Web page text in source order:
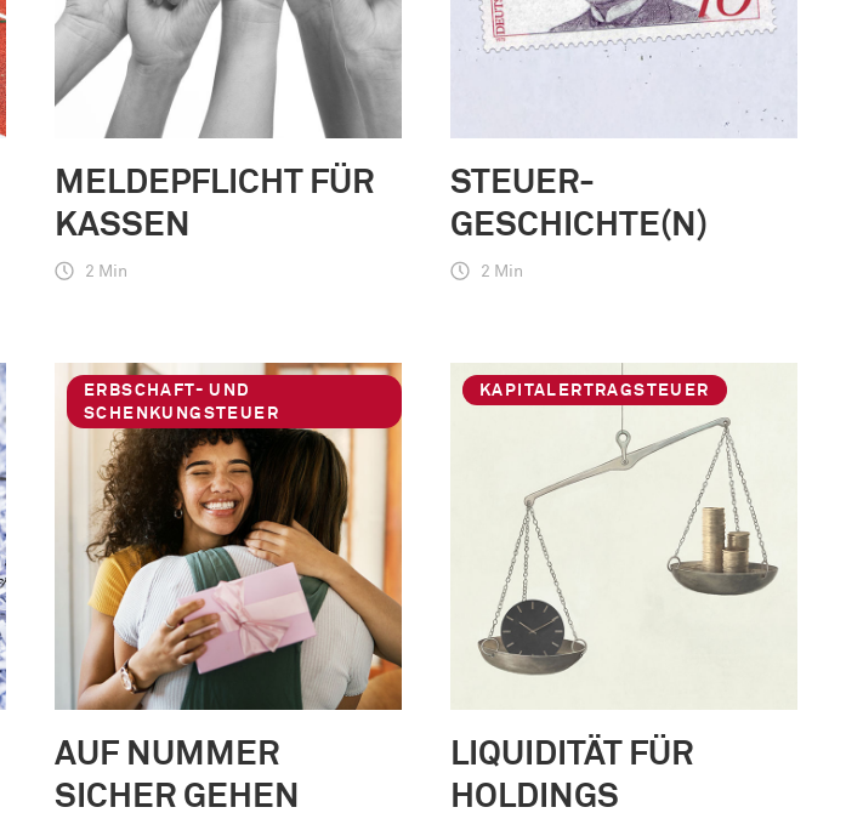
MELDEPFLICHT FÜR
KASSEN
2 Min
STEUER-
GESCHICHTE(N)
2 Min
ERBSCHAFT- UND
SCHENKUNGSTEUER
AUF NUMMER
SICHER GEHEN
KAPITALERTRAGSTEUER
LIQUIDITÄT FÜR
HOLDINGS